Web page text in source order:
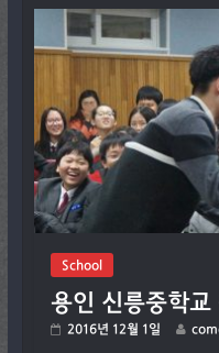
School
용인 신릉중학교
2016년 12월 1일